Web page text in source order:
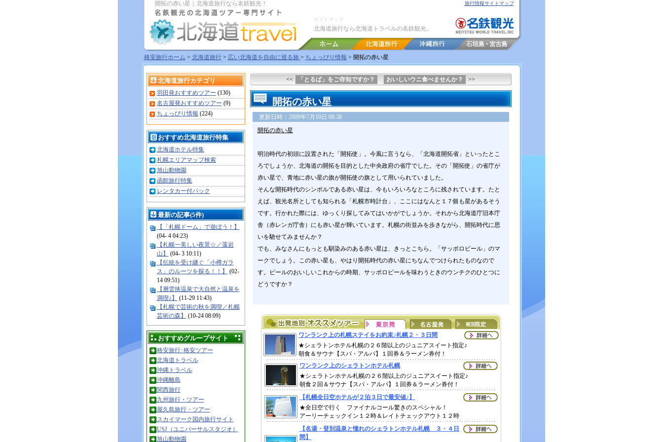
開拓の赤い星｜北海道旅行なら名鉄観光！ 旅行情報サイトマップ
サイトマップ
北海道旅行なら北海道トラベルの名鉄観光。
格安旅行ホーム > 北海道旅行> 広い北海道を自由に巡る旅 > ちょっぴり情報 > 開拓の赤い星
<< 「とるぱ」をご存知ですか？ おいしいウニ食べませんか？ >>
開拓の赤い星
更新日時：2009年7月10日 08:38
開拓の赤い星
明治時代の初頭に設置された「開拓使」。今風に言うなら、「北海道開拓省」といったとこ
ろでしょうか、北海道の開拓を目的とした中央政府の省庁でした。その「開拓使」の省庁が
赤い星で、青地に赤い星の旗が開拓使の旗として用いられていました。
そんな開拓時代のシンボルである赤い星は、今もいろいろなところに残されています。たと
えば、観光名所としても知られる「札幌市時計台」、ここにはなんと１７個も星があるそう
です。行かれた際には、ゆっくり探してみてはいかがでしょうか。それから北海道庁旧本庁
舎（赤レンガ庁舎）にも赤い星が輝いています。札幌の街並みを歩きながら、開拓時代に思
いを馳せてみませんか？
でも、みなさんにもっとも馴染みのある赤い星は、きっとこちら。「サッポロビール」のマ
ークでしょう。この赤い星も、やはり開拓時代の赤い星にちなんでつけられたものなので
す。ビールのおいしいこれからの時期、サッポロビールを味わうときのウンチクのひとつに
どうですか？
北海道旅行カテゴリ
羽田発おすすめツアー (130)
名古屋発おすすめツアー (9)
ちょっぴり情報 (224)
おすすめ北海道旅行特集
北海道ホテル特集
札幌エリアマップ検索
旭山動物園
函館旅行特集
レンタカー付パック
最新の記事(5件)
【「札幌ドーム」で遊ぼう！】
(04- 4 04:23)
【札幌一美しい夜景☆／藻岩
山】
(04- 3 10:11)
【伝統を受け継ぐ「小樽ガラ
ス」のルーツを探る！！】
(02-
14 09:51)
【層雲挟温泉で大自然と温泉を
満喫♪】
(11-29 11:43)
【札幌で芸術の秋を満喫／札幌
芸術の森】
(10-24 08:09)
おすすめグループサイト
格安旅行･格安ツアー
北海道トラベル
沖縄トラベル
沖縄離島
関西旅行
九州旅行・ツアー
屋久島旅行・ツアー
スカイマーク国内旅行サイト
USJ（ユニバーサルスタジオ）
旭山動物園